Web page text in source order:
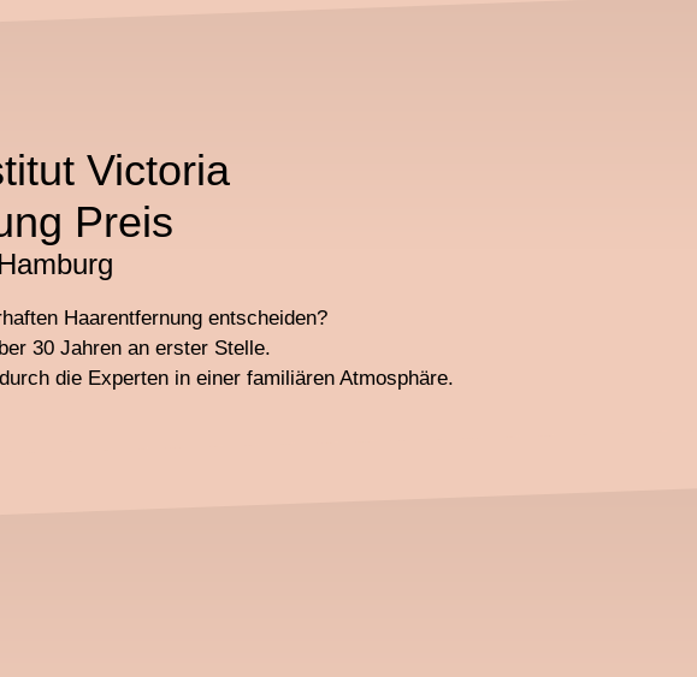
Victoria
Preis
Haarentfernung entscheiden?
30 Jahren an erster Stelle.
die Experten in einer familiären Atmosphäre.